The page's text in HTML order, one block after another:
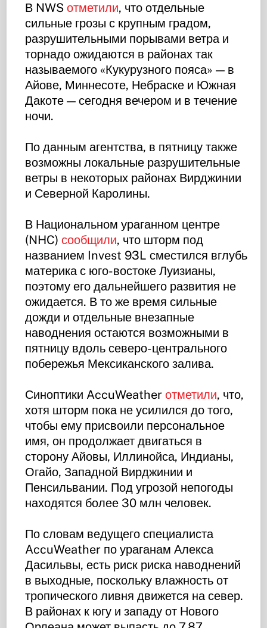
В NWSотметили, что отдельные
сильные грозы с крупным градом,
разрушительными порывами ветра и
торнадо ожидаются в районах так
называемого «Кукурузного пояса» — в
Айове, Миннесоте, Небраске и Южная
Дакоте — сегодня вечером и в течение
ночи.
По данным агентства, в пятницу также
возможны локальные разрушительные
ветры в некоторых районах Вирджинии
и Северной Каролины.
В Национальном ураганном центре
(NHC)сообщили, что шторм под
названием Invest 93L сместился вглубь
материка с юго-востоке Луизианы,
поэтому его дальнейшего развития не
ожидается. В то же время сильные
дожди и отдельные внезапные
наводнения остаются возможными в
пятницу вдоль северо-центрального
побережья Мексиканского залива.
Синоптики AccuWeatherотметили, что,
хотя шторм пока не усилился до того,
чтобы ему присвоили персональное
имя, он продолжает двигаться в
сторону Айовы, Иллинойса, Индианы,
Огайо, Западной Вирджинии и
Пенсильвании. Под угрозой непогоды
находятся более 30 млн человек.
По словам ведущего специалиста
AccuWeather по ураганам Алекса
Дасильвы, есть риск риска наводнений
в выходные, поскольку влажность от
тропического ливня движется на север.
В районах к югу и западу от Нового